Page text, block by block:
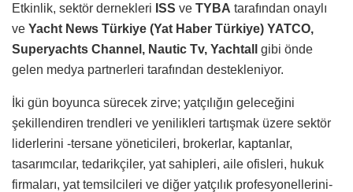
Etkinlik, sektör dernekleri ISS ve TYBA tarafından onaylı
ve Yacht News Türkiye (Yat Haber Türkiye) YATCO,
Superyachts Channel, Nautic Tv, Yachtall
gibi önde
gelen medya partnerleri tarafından destekleniyor.
İki gün boyunca sürecek zirve; yatçılığın geleceğini
şekillendiren trendleri ve yenilikleri tartışmak üzere sektör
liderlerini -tersane yöneticileri, brokerlar, kaptanlar,
tasarımcılar, tedarikçiler, yat sahipleri, aile ofisleri, hukuk
firmaları, yat temsilcileri ve diğer yatçılık profesyonellerini-